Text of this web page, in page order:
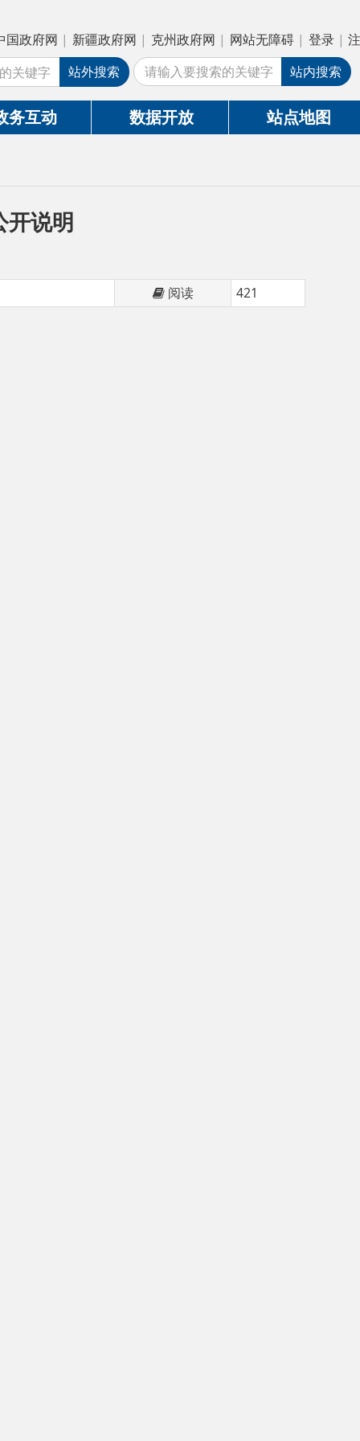
政府网| 克州政府网 | 网站无障碍| 登录| 注册
数据开放 站点地图
索 站内搜索